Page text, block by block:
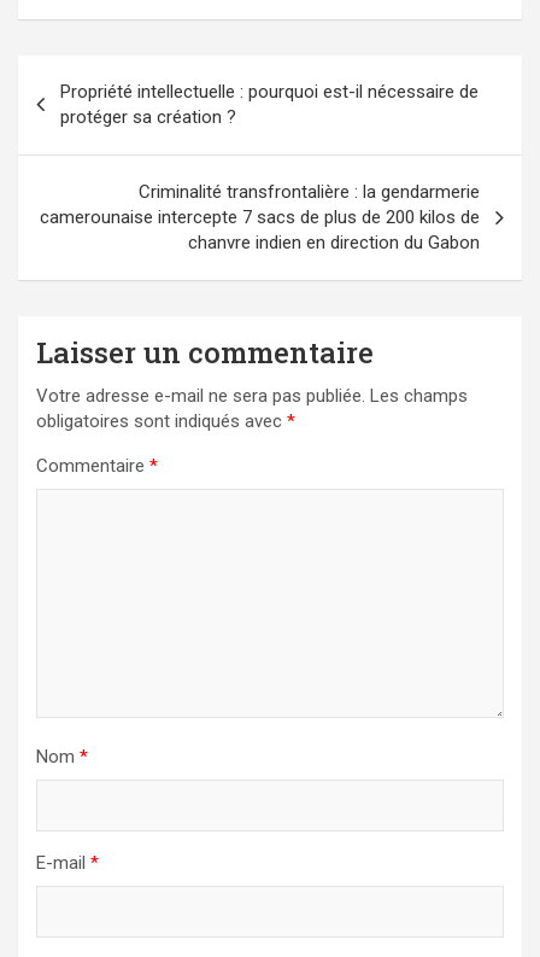
de
l’article
Propriété intellectuelle : pourquoi est-il nécessaire de
protéger sa création ?
Criminalité transfrontalière : la gendarmerie
camerounaise intercepte 7 sacs de plus de 200 kilos de
chanvre indien en direction du Gabon
Laisser un commentaire
Votre adresse e-mail ne sera pas publiée. Les champs
obligatoires sont indiqués avec *
Commentaire *
Nom *
E-mail *